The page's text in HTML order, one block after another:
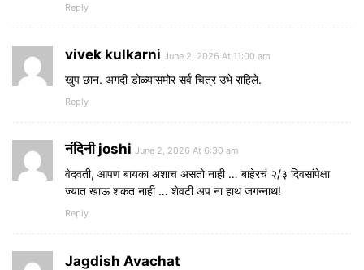
Reply
vivek kulkarni June 2, 2026 At 11:00 am
खुप छान. अगदी डोळ्यासमोर सर्व चित्र उभे राहिले.
Reply
नंदिनी joshi June 2, 2026 At 6:30 am
वेदवती, आपण बायका अशाच असतो नाही … बाहेरचं २/३ दिवसांपेक्षा
ज्यात खाऊ शकत नाही … शेवटी अप ना हाथ जगन्नाथ!
Reply
Jagdish Avachat